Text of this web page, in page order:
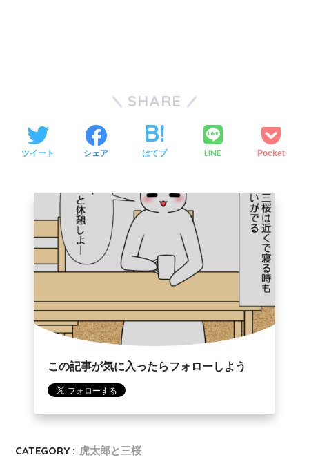
SHARE
ツイート シェア はてブ LINE Pocket
この記事が気に入ったらフォローしよう
CATEGORY : 虎太郎と三桜